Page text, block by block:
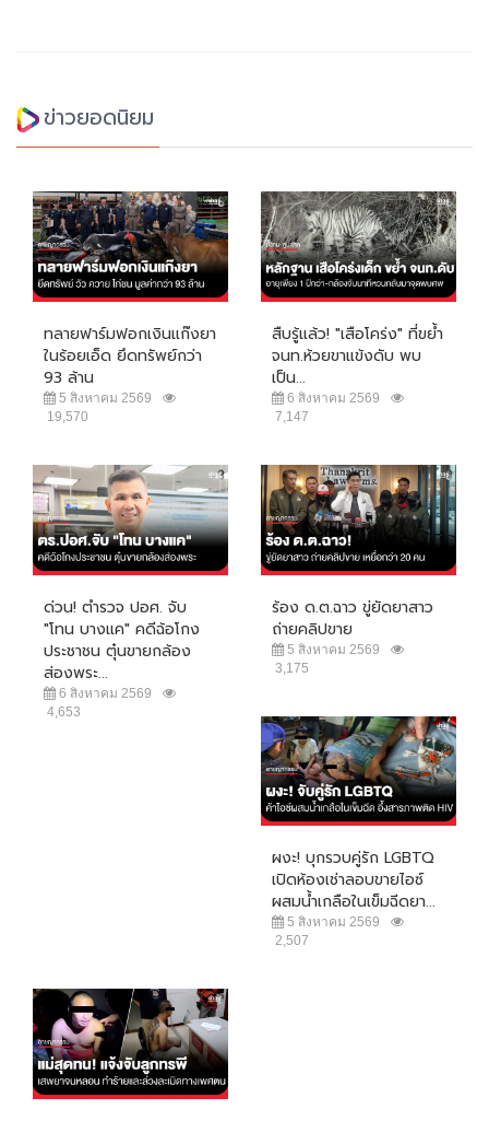
ข่าวยอดนิยม
ทลายฟาร์มฟอกเงินแก๊งยา
ในร้อยเอ็ด ยึดทรัพย์กว่า
93 ล้าน
5 สิงหาคม 2569
19,570
สืบรู้แล้ว! "เสือโคร่ง" ที่ขย้ำ
จนท.ห้วยขาแข้งดับ พบ
เป็น...
6 สิงหาคม 2569
7,147
ด่วน! ตำรวจ ปอศ. จับ
"โทน บางแค" คดีฉ้อโกง
ประชาชน ตุ๋นขายกล้อง
ส่องพระ...
6 สิงหาคม 2569
4,653
ร้อง ด.ต.ฉาว ขู่ยัดยาสาว
ถ่ายคลิปขาย
5 สิงหาคม 2569
3,175
ผงะ! บุกรวบคู่รัก LGBTQ
เปิดห้องเช่าลอบขายไอซ์
ผสมน้ำเกลือในเข็มฉีดยา...
5 สิงหาคม 2569
2,507